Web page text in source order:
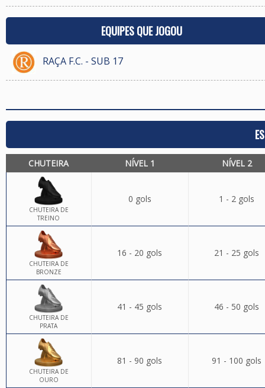
EQUIPES QUE JOGOU
RAÇA F.C. - SUB 17
CHUTEIRA NÍVEL 1 NÍVEL 2
CHUTEIRA DE
TREINO
0 gols 1 - 2 gols
CHUTEIRA DE
BRONZE
16 - 20 gols 21 - 25 gols
CHUTEIRA DE
PRATA
41 - 45 gols 46 - 50 gols
CHUTEIRA DE
OURO
81 - 90 gols 91 - 100 gols